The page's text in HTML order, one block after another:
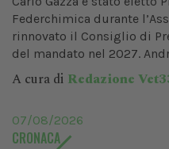
Federchimica durante
rinnovato il Consiglio di
del mandato nel 2027.
A cura di Redazione
07/08/2026
CRONACA